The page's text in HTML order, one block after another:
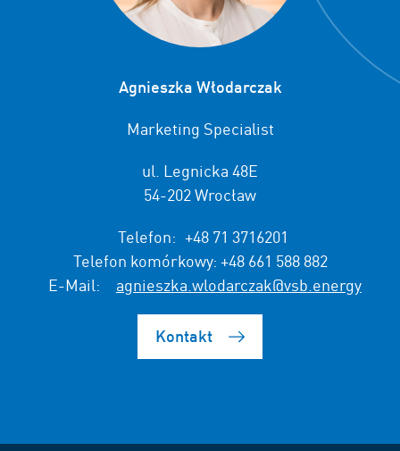
Agnieszka Włodarczak
Marketing Specialist
ul. Legnicka 48E
54-202 Wrocław
Telefon: +48 71 3716201
Telefon komórkowy: +48 661 588 882
E-Mail:
agnieszka.wlodarczak@vsb.energy
Kontakt